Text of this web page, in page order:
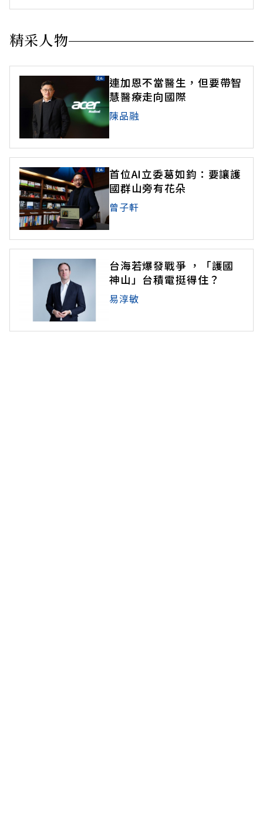
精采人物
連加恩不當醫生，但要帶智
慧醫療走向國際
陳品融
首位AI立委葛如鈞：要讓護
國群山旁有花朵
曾子軒
台海若爆發戰爭 ，「護國
神山」台積電挺得住？
易淳敏